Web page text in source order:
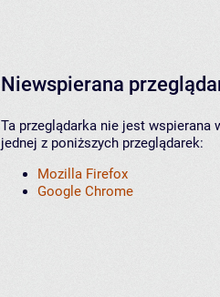
Niewspierana
Ta przeglądarka nie jest wspierana
jednej z poniższych przeglądarek:
Mozilla Firefox
Google Chrome